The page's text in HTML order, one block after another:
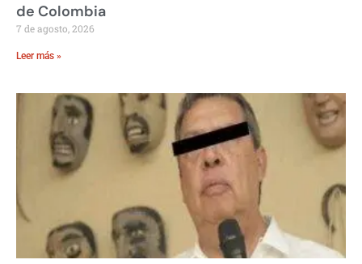
de Colombia
7 de agosto, 2026
Leer más »